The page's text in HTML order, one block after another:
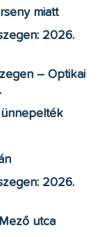
miatt
2026.
– Optikai
ünnepelték
2026.
utca